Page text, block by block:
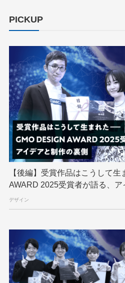
Designship developer
DevSecOpsThon Docker
Engineering Journey expert
GMO AI＆ロボティクス商事
GMO DESIGN AWARD
GMO Developers Night
GMO GPUクラウド GMO
GMO kitaQ GMO SONIC
GMOアドマーケティング
GMOコネクト GMOサイバ
GMOデジキッズ GMOブラ
GMOペイメントゲートウェイ
PICKUP
【後編】受賞作品はこうして
AWARD 2025受賞者が語る、ア
デザイン